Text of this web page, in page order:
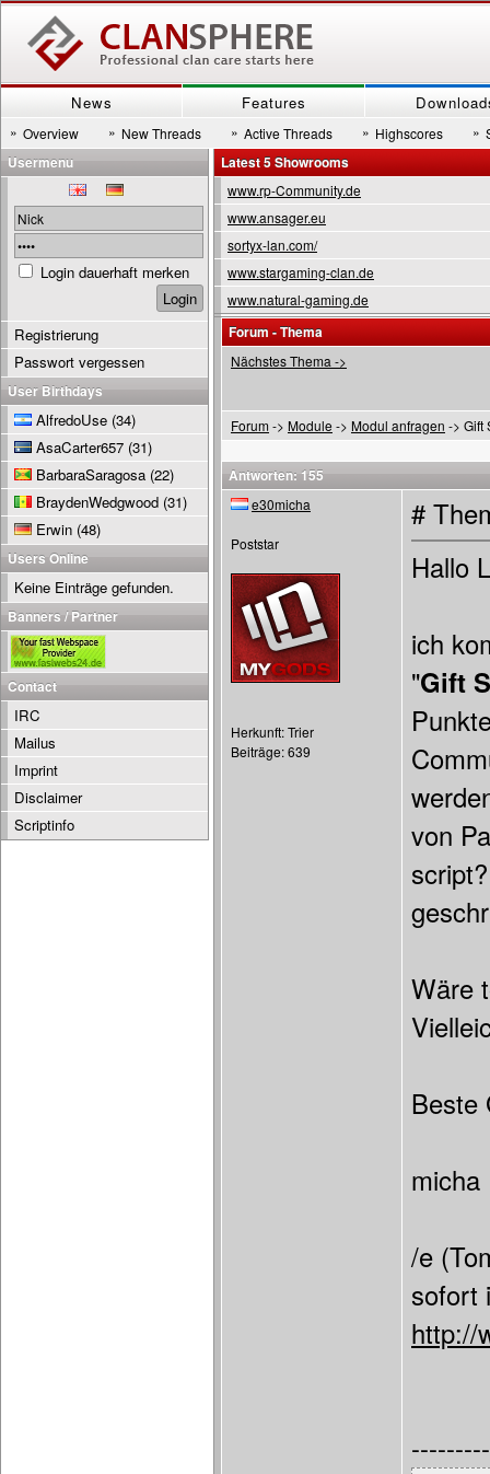
News Features
» Overview » New Threads » Active Threads » Highscores »
Latest 5 Showrooms
www.rp-Community.de
www.ansager.eu
sortyx-lan.com/
www.stargaming-clan.de
www.natural-gaming.de
Forum - Thema
Nächstes Thema ->
Forum-> Module -> Modul anfragen -> Gift
Antworten: 155
e30micha
Poststar
Herkunft: Trier
Beiträge: 639
#
Hallo
ich
"Gift
von
Wäre
Beste
micha
/e
sofort
http://
Usermenu
Login dauerhaft merken
Registrierung
Passwort vergessen
User Birthdays
AlfredoUse (34)
AsaCarter657 (31)
BarbaraSaragosa (22)
BraydenWedgwood (31)
Erwin (48)
Users Online
Keine Einträge gefunden.
Banners / Partner
Contact
IRC
Mailus
Imprint
Disclaimer
Scriptinfo